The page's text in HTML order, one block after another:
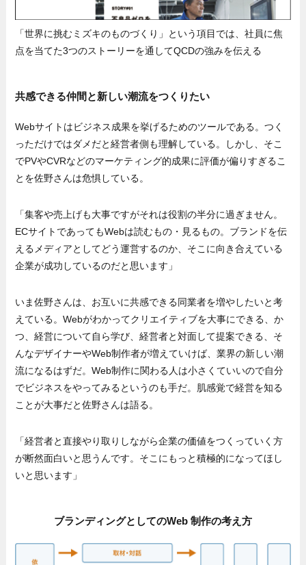
「世界に挑むミズキのものづくり」という項目では、社員に焦
点を当てた3つのストーリーを通してQCDの強みを伝える
共感できる仲間と新しい潮流をつくりたい
Webサイトはビジネス成果を挙げるためのツールである。つく
っただけではダメだと経営者側も理解している。しかし、そこ
でPVやCVRなどのマーケティング的成果に評価が偏りすぎるこ
とを佐野さんは危惧している。
「集客や売上げも大事ですがそれは役割の半分に過ぎません。
ECサイトであってもWebは読むもの・見るもの。ブランドを伝
えるメディアとしてどう運営するのか、そこに向き合えている
企業が成功しているのだと思います」
いま佐野さんは、お互いに共感できる同業者を増やしたいと考
えている。Webがわかってクリエイティブを大事にできる、か
つ、経営について自ら学び、経営者と対面して提案できる、そ
んなデザイナーやWeb制作者が増えていけば、業界の新しい潮
流になるはずだ。Web制作に関わる人は小さくていいので自分
でビジネスをやってみるというのも手だ。肌感覚で経営を知る
ことが大事だと佐野さんは語る。
「経営者と直接やり取りしながら企業の価値をつくっていく方
が断然面白いと思うんです。そこにもっと積極的になってほし
いと思います」
ブランディングとしてのWeb 制作の考え方